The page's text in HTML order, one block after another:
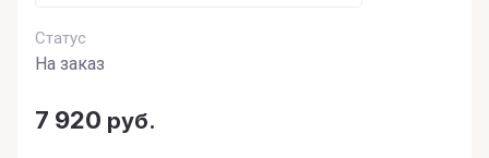
Статус
На заказ
7 920 руб.